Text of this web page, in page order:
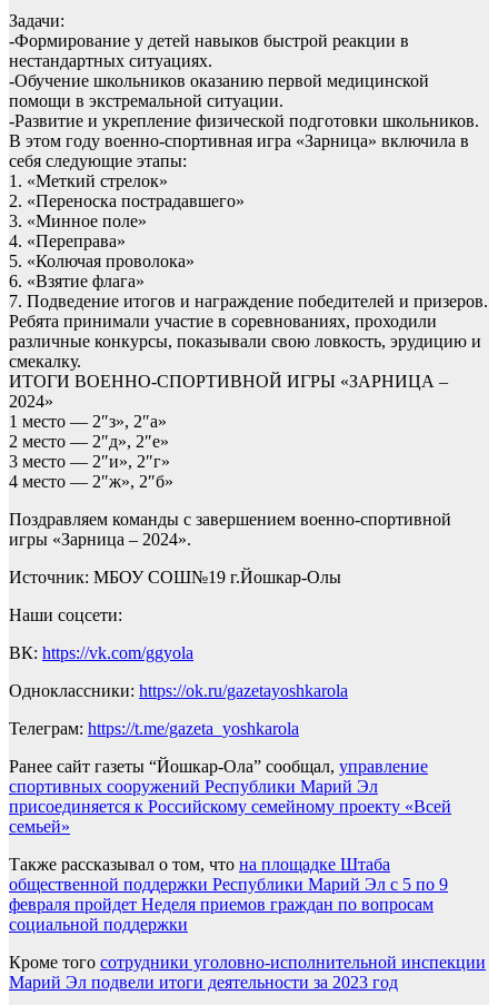
Задачи:
-Формирование у детей навыков быстрой реакции в
нестандартных ситуациях.
-Обучение школьников оказанию первой медицинской
помощи в экстремальной ситуации.
-Развитие и укрепление физической подготовки школьников.
В этом году военно-спортивная игра «Зарница» включила в
себя следующие этапы:
1. «Меткий стрелок»
2. «Переноска пострадавшего»
3. «Минное поле»
4. «Переправа»
5. «Колючая проволока»
6. «Взятие флага»
7. Подведение итогов и награждение победителей и призеров.
Ребята принимали участие в соревнованиях, проходили
различные конкурсы, показывали свою ловкость, эрудицию и
смекалку.
ИТОГИ ВОЕННО-СПОРТИВНОЙ ИГРЫ «ЗАРНИЦА –
2024»
1 место — 2″з», 2″а»
2 место — 2″д», 2″е»
3 место — 2″и», 2″г»
4 место — 2″ж», 2″б»
Поздравляем команды с завершением военно-спортивной
игры «Зарница – 2024».
Источник: МБОУ СОШ№19 г.Йошкар-Олы
Наши соцсети:
ВК: https://vk.com/ggyola
Одноклассники: https://ok.ru/gazetayoshkarola
Телеграм: https://t.me/gazeta_yoshkarola
Ранее сайт газеты “Йошкар-Ола” сообщал, управление
спортивных сооружений Республики Марий Эл
присоединяется к Российскому семейному проекту «Всей
семьей»
Также рассказывал о том, что на площадке Штаба
общественной поддержки Республики Марий Эл с 5 по 9
февраля пройдет Неделя приемов граждан по вопросам
социальной поддержки
Кроме того сотрудники уголовно-исполнительной инспекции
Марий Эл подвели итоги деятельности за 2023 год